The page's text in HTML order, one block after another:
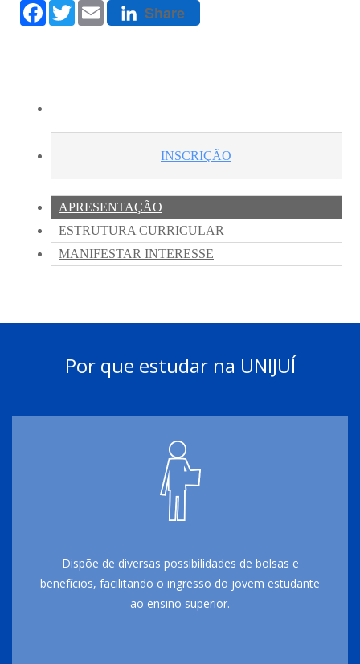
Por que estudar na UNIJUÍ
Dispõe de diversas possibilidades de bolsas e
benefícios, facilitando o ingresso do jovem estudante
ao ensino superior.